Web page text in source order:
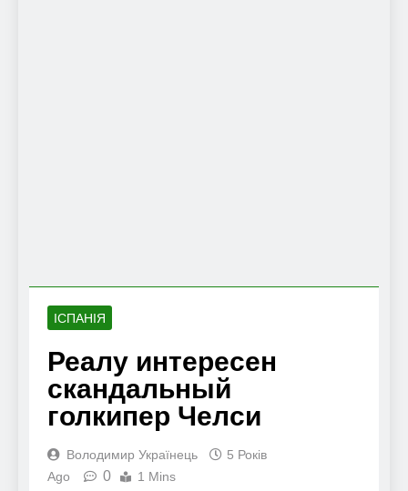
ІСПАНІЯ
Реалу интересен
скандальный
голкипер Челси
Володимир Українець
5 Років
Ago
0 1 Mins